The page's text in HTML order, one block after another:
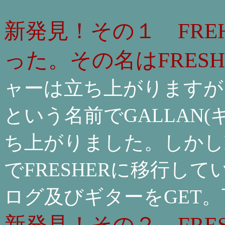
新発見！その１
った。その名は
ャーは立ち上がります
という名前でGALLAN(
ち上がりました。しか
でFRESHERに移行して
ログ及びギターをGET